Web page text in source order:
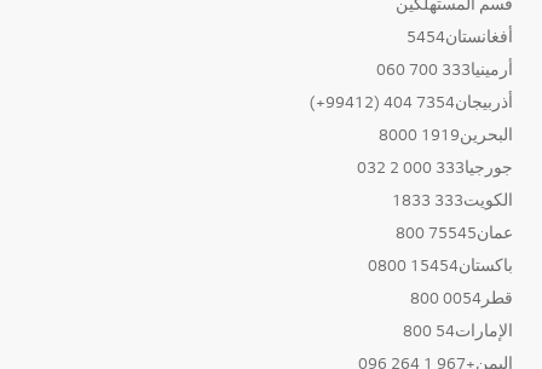
أفغانستان5454
أرمينيا333 700 060
أذربيجان7354 404 (99412+)
البحرين1919 8000
جورجيا333 000 2 032
الكويت333 1833
عمان75545 800
باكستان15454 0800
قطر0054 800
الإمارات54 800
اليمن+967 1 264 096